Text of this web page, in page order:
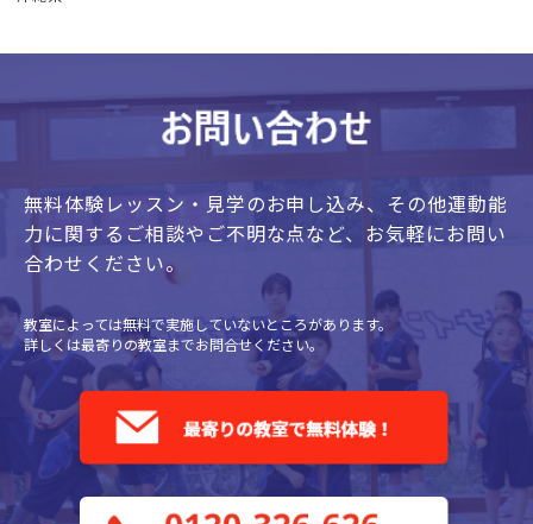
無料体験レッスン・見学のお申し込み、 その他運動能
力に関するご相談やご不明な点など、 お気軽にお問い
合わせください。
教室によっては無料で実施していないところがあります。
詳しくは最寄りの教室までお問合せください。